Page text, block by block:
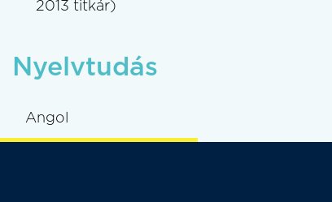
2013 titkár)
Nyelvtudás
Angol